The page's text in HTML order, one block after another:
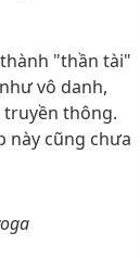
"thần tài"
vô danh,
truyền thông.
này cũng chưa